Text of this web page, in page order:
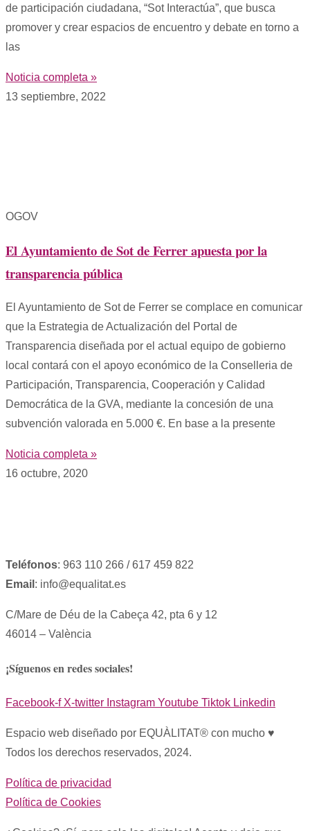
de participación ciudadana, “Sot Interactúa”, que busca
promover y crear espacios de encuentro y debate en torno a
las
Noticia completa »
13 septiembre, 2022
OGOV
El Ayuntamiento de Sot de Ferrer apuesta por la
transparencia pública
El Ayuntamiento de Sot de Ferrer se complace en comunicar
que la Estrategia de Actualización del Portal de
Transparencia diseñada por el actual equipo de gobierno
local contará con el apoyo económico de la Conselleria de
Participación, Transparencia, Cooperación y Calidad
Democrática de la GVA, mediante la concesión de una
subvención valorada en 5.000 €. En base a la presente
Noticia completa »
16 octubre, 2020
Teléfonos: 963 110 266 / 617 459 822
Email : info@equalitat.es
C/Mare de Déu de la Cabeça 42, pta 6 y 12
46014 – València
¡Síguenos en redes sociales!
Facebook-f X-twitter Instagram Youtube Tiktok Linkedin
Espacio web diseñado por EQUÀLITAT® con mucho ♥︎
Todos los derechos reservados, 2024.
Política de privacidad
Política de Cookies